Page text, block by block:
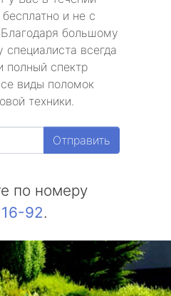
и не с
большому
специалиста всегда
полный спектр
виды поломок
техники.
Отправить
по номеру
92.